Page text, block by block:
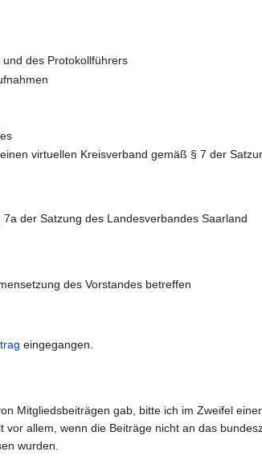
des Protokollführers
virtuellen Kreisverband gemäß § 7 der
der Satzung des Landesverbandes Saarland
des Vorstandes betreffen
eingegangen.
Mitgliedsbeiträgen gab, bitte ich im Zweifel
allem, wenn die Beiträge nicht an das
wurden.